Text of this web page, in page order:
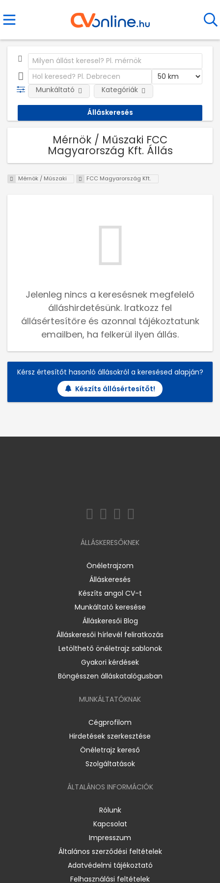
Munkáltató Kategóriák
Mérnök / Műszaki FCC
Magyarország Kft. Állás
Mérnök / Műszaki FCC Magyarország Kft.
Jelenleg nincs a keresésnek megfelelő
álláshirdetésünk. Iratkozz fel
állásértesítőre és azonnal tájékoztatunk
emailben, ha felkerül ilyen állás.
Kérsz értesítőt hasonló állásokról a keresésed alapján?
Készíts állásértesítőt!
ÁLLÁSKERESŐKNEK
Önéletrajzom
Álláskeresés
Készíts angol CV-t
Munkáltató keresése
Álláskeresői Blog
Álláskeresői hírlevél feliratkozás
Letölthető önéletrajz sablonok
Gyakori kérdések
Böngésszen álláskatalógusban
MUNKÁLTATÓKNAK
Cégprofilom
Hirdetések szerkesztése
Önéletrajz kereső
Szolgáltatások
ÁLTALÁNOS INFORMÁCIÓK
Rólunk
Kapcsolat
Impresszum
Általános szerződési feltételek
Adatvédelmi tájékoztató
Felhasználási feltételek